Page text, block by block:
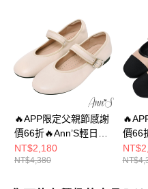
🔥APP限定父親節感謝
價66折🔥Ann’S輕日系-
柔軟真皮牛皮平底瑪莉
珍深口娃娃鞋1.5cm-米
NT$2,180
NT$4,380
價66
柔名
瑪莉